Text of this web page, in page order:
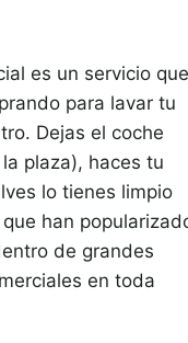
es un servicio que
para lavar tu
Dejas el coche
plaza), haces tu
lo tienes limpio
han
de grandes
en toda